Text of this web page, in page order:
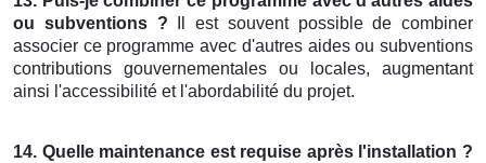
ou subventions ? Il est souvent possible de combiner
associer ce programme avec d'autres aides ou subventions
contributions gouvernementales ou locales, augmentant
ainsi l'accessibilité et l'abordabilité du projet.
14. Quelle maintenance est requise après l'installation ?